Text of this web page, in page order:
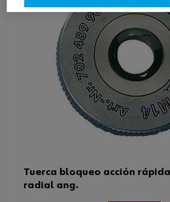
Tuerca bloqueo acción rápida
radial ang.